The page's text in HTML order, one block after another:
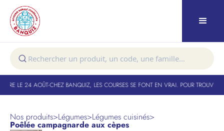
LE 24 AOÛT-CHEZ BANQUIZ, LES COURSES SE FONT EN VRAI. POUR TROUVER
Nos produits>Légumes>Légumes cuisinés>
Poêlée campagnarde aux cèpes